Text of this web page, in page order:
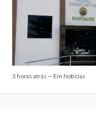
3 horas atrás — Em Notícias